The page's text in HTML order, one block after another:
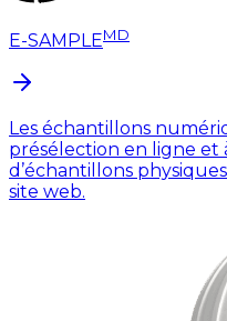
E-SAMPLEMD
Les échantillons
présélection en ligne et
d’échantillons
site web.